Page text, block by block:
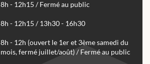
8h - 12h15 / Fermé au public
8h - 12h15 / 13h30 - 16h30
8h - 12h (ouvert le 1er et 3ème samedi du
mois, fermé juillet/août) / Fermé au public